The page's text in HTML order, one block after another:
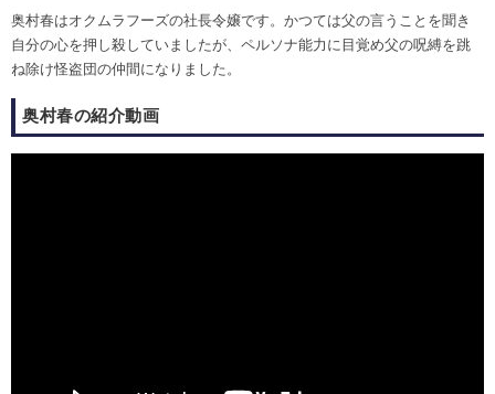
奥村春はオクムラフーズの社長令嬢です。かつては父の言うことを聞き
自分の心を押し殺していましたが、ペルソナ能力に目覚め父の呪縛を跳
ね除け怪盗団の仲間になりました。
奥村春の紹介動画